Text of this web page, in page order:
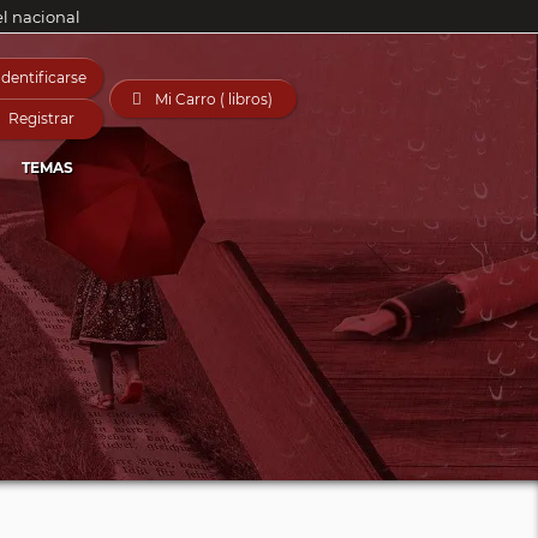
nacional
Registrar
 Mi Carro ( libros)
TEMAS